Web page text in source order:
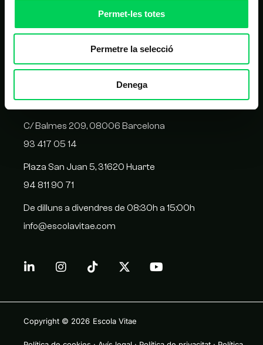
Permet-les totes
Permetre la selecció
Denega
FAQ
Homologació de proveïdors
CONTACTE
C/ Balmes 209, 08006 Barcelona
93 417 05 14
Plaza San Juan 5, 31620 Huarte
94 811 90 71
De dilluns a divendres de 08:30h a 15:00h
info@escolavitae.com
Copyright © 2026 Escola Vitae